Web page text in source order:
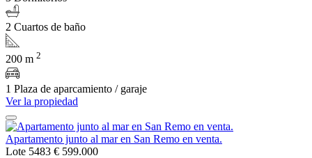
2 Cuartos de baño
200 m 2
1 Plaza de aparcamiento / garaje
Ver la propiedad
Apartamento junto al mar en San Remo en venta.
Lote 5483 € 599.000